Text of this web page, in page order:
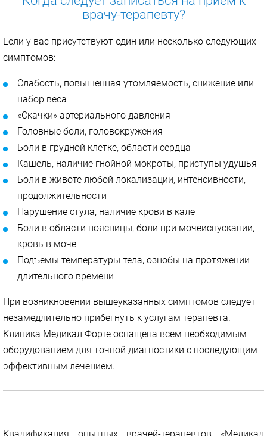
врачу-терапевту?
Если у вас присутствуют один или несколько следующих
симптомов:
Слабость, повышенная утомляемость, снижение или
набор веса
«Скачки» артериального давления
Головные боли, головокружения
Боли в грудной клетке, области сердца
Кашель, наличие гнойной мокроты, приступы удушья
Боли в животе любой локализации, интенсивности,
продолжительности
Нарушение стула, наличие крови в кале
Боли в области поясницы, боли при мочеиспускании,
кровь в моче
Подъемы температуры тела, ознобы на протяжении
длительного времени
При возникновении вышеуказанных симптомов следует
незамедлительно прибегнуть к услугам терапевта.
Клиника Медикал Форте оснащена всем необходимым
оборудованием для точной диагностики с последующим
эффективным лечением.
Квалификация опытных врачей-терапевтов «Медикал